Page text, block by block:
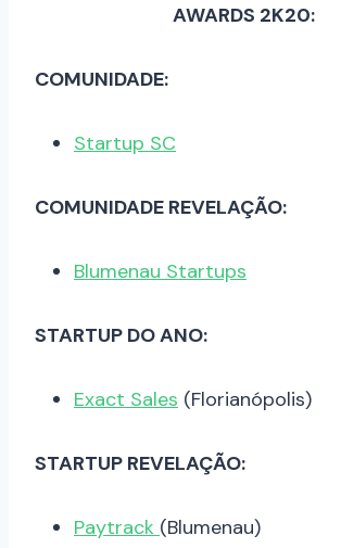
AWARDS 2K20:
COMUNIDADE:
Startup SC
COMUNIDADE REVELAÇÃO:
Blumenau Startups
STARTUP DO ANO:
Exact Sales (Florianópolis)
STARTUP REVELAÇÃO:
Paytrack (Blumenau)